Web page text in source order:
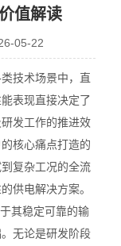
值解读
05-22
技术场景中，直
表现直接决定了
发工作的推进效
核心痛点打造的
复杂工况的全流
供电解决方案。
其稳定可靠的输
无论是研发阶段